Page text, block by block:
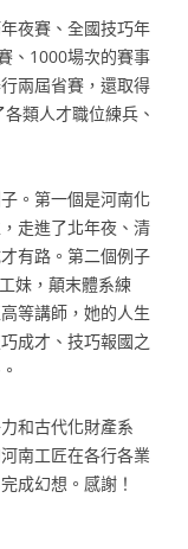
夜賽、全國技巧年
、1000場次的賽事
兩屆省賽，還取得
類人才職位練兵、
。第一個是河南化
走進了北年夜、清
有路。第二個例子
妹，顛末體系練
等講師，她的人生
成才、技巧報國之
和古代化財產系
南工匠在各行各業
成幻想。感謝！